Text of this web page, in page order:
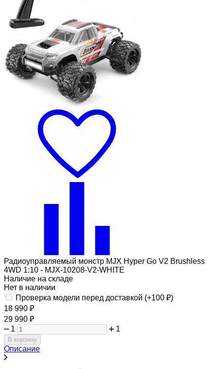
Радиоуправляемый монстр MJX Hyper Go V2 Brushless
4WD 1:10 - MJX-10208-V2-WHITE
Наличие на складе
Нет в наличии
Проверка модели перед доставкой (+100 ₽)
18 990 ₽
29 990 ₽
1
1
В корзину
Описание